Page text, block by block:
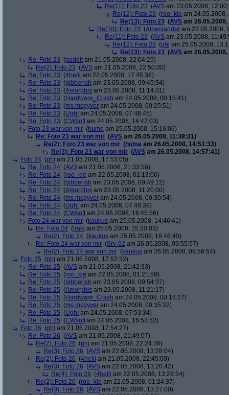
Re(11): Foto 23 (AVS am 23.05.2008,
Re(12): Foto 23 (roo_kie am 24.05.2008,
Re(13): Foto 23 (AVS am
Re(10): Foto 23 (Alpenländer am 22.05.2008,
Re(11): Foto 23 (AVS am 23.05.2008,
Re(12): Foto 23 (phj am 25.05.2008,
Re(13): Foto 23 (AVS am
Re: Foto 23 (paddit am 21.05.2008, 22:04:25)
Re(2): Foto 23 (AVS am 21.05.2008, 22:50:00)
Re: Foto 23 (4helli am 22.05.2008, 17:45:36)
Re: Foto 23 (gibberish am 23.05.2008, 09:45:34)
Re: Foto 23 (Amorphis am 23.05.2008, 11:14:01)
Re: Foto 23 (Hardware_Crash am 24.05.2008, 00:15:41)
Re: Foto 23 (ms mcgyver am 24.05.2008, 00:25:51)
Re: Foto 23 (Ugh! am 24.05.2008, 07:46:45)
Re: Foto 23 (CWsoft am 24.05.2008, 16:42:03)
Foto 23 war von mir (hume am 25.05.2008, 15:16:06)
Re: Foto 23 war von mir (AVS am 26.05.2008, 11:38:31)
Re(2): Foto 23 war von mir (hume am 26.05.2008, 14:51:33)
Re(3): Foto 23 war von mir (AVS am 26.05.2008, 14:57:41)
Foto 24 (phj am 21.05.2008, 17:53:05)
Re: Foto 24 (AVS am 21.05.2008, 21:33:56)
Re: Foto 24 (roo_kie am 22.05.2008, 01:13:06)
Re: Foto 24 (gibberish am 23.05.2008, 09:49:12)
Re: Foto 24 (Amorphis am 23.05.2008, 11:20:00)
Re: Foto 24 (ms mcgyver am 24.05.2008, 00:30:54)
Re: Foto 24 (Ugh! am 24.05.2008, 07:48:39)
Re: Foto 24 (CWsoft am 24.05.2008, 16:45:56)
Foto 24 war von mir (kaukus am 25.05.2008, 14:46:41)
Re: Foto 24 (iraki am 25.05.2008, 15:20:03)
Re(2): Foto 24 (kaukus am 25.05.2008, 16:46:40)
Re: Foto 24 war von mir (Srv-02 am 26.05.2008, 09:55:57)
Re(2): Foto 24 war von mir (kaukus am 26.05.2008, 09:56:54)
Foto 25 (phj am 21.05.2008, 17:53:32)
Re: Foto 25 (AVS am 21.05.2008, 21:42:33)
Re: Foto 25 (roo_kie am 22.05.2008, 01:21:50)
Re: Foto 25 (gibberish am 23.05.2008, 09:54:37)
Re: Foto 25 (Amorphis am 23.05.2008, 11:21:17)
Re: Foto 25 (Hardware_Crash am 24.05.2008, 00:18:27)
Re: Foto 25 (ms mcgyver am 24.05.2008, 00:35:32)
Re: Foto 25 (Ugh! am 24.05.2008, 07:53:34)
Re: Foto 25 (CWsoft am 24.05.2008, 16:53:52)
Foto 26 (phj am 21.05.2008, 17:54:27)
Re: Foto 26 (AVS am 21.05.2008, 21:49:07)
Re(2): Foto 26 (phj am 21.05.2008, 22:24:36)
Re(3): Foto 26 (AVS am 22.05.2008, 13:28:04)
Re(2): Foto 26 (4helli am 21.05.2008, 22:45:00)
Re(3): Foto 26 (AVS am 22.05.2008, 13:20:42)
Re(4): Foto 26 (4helli am 22.05.2008, 13:29:54)
Re(2): Foto 26 (roo_kie am 22.05.2008, 01:24:37)
Re(3): Foto 26 (AVS am 22.05.2008, 13:27:00)